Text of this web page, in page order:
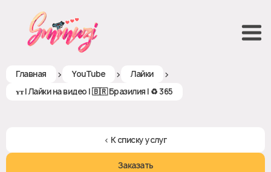
Главная > YouTube > Лайки >
ʏᴛ | Лайки на видео | 🇧🇷 Бразилия | ♻ 365
< К списку услуг
Заказать